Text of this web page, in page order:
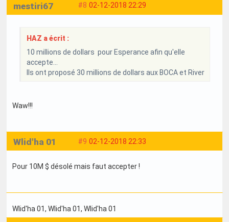
#8 02-12-2018 22:29
mestiri67
HAZ a écrit :
10 millions de dollars pour Esperance afin qu'elle
accepte...
Ils ont proposé 30 millions de dollars aux BOCA et River
Waw!!!
#9 02-12-2018 22:33
Wlid'ha 01
Pour 10M $ désolé mais faut accepter !
Wlid'ha 01, Wlid'ha 01, Wlid'ha 01